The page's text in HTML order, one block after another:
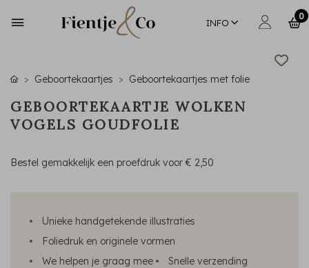
INFO
0
Geboortekaartjes Geboortekaartjes met folie
GEBOORTEKAARTJE WOLKEN
VOGELS GOUDFOLIE
Bestel gemakkelijk een proefdruk voor€ 2,50
Unieke handgetekende illustraties
Foliedruk en originele vormen
We helpen je graag mee
Snelle verzending